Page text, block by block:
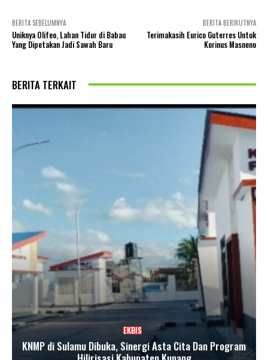
BERITA SEBELUMNYA
Uniknya Olifeo, Lahan Tidur di Babau
Yang Dipetakan Jadi Sawah Baru
BERITA BERIKUTNYA
Terimakasih Eurico Guterres Untuk
Korinus Masneno
BERITA TERKAIT
EKBIS
KNMP di Sulamu Dibuka, Sinergi Asta Cita Dan Program